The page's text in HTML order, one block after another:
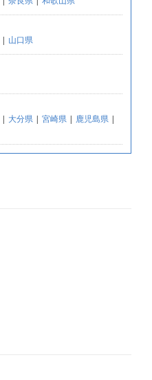
| 山口県
| 大分県 | 宮崎県 | 鹿児島県 |